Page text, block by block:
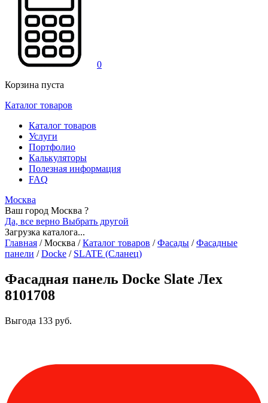
0
Корзина пуста
Каталог товаров
Каталог товаров
Услуги
Портфолио
Калькуляторы
Полезная информация
FAQ
Москва
Ваш город Москва ?
Да, все верно Выбрать другой
Загрузка каталога...
Главная /Москва / Каталог товаров / Фасады / Фасадные
панели / Docke / SLATE (Сланец)
Фасадная панель Docke Slate Лех
8101708
Выгода 133 руб.